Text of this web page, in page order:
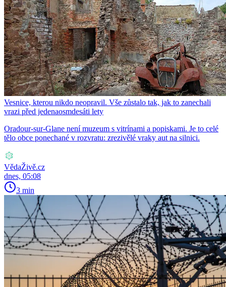
Vesnice, kterou nikdo neopravil. Vše zůstalo tak, jak to zanechali
vrazi před jedenaosmdesáti lety
Oradour-sur-Glane není muzeum s vitrínami a popiskami. Je to celé
tělo obce ponechané v rozvratu: zrezivělé vraky aut na silnici.
VědaŽivě.cz
dnes, 05:08
3 min